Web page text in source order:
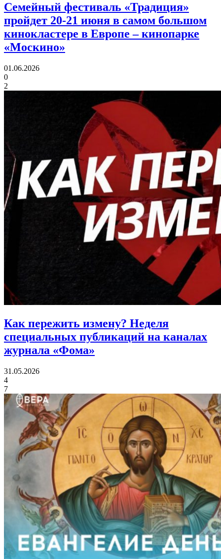
Семейный фестиваль «Традиция»
пройдет 20-21 июня в самом большом
кинокластере в Европе – кинопарке
«Москино»
01.06.2026
0
2
Как пережить измену? Неделя
специальных публикаций на каналах
журнала «Фома»
31.05.2026
4
7